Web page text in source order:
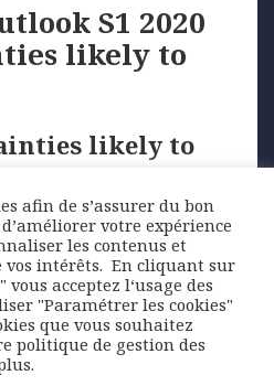
S1 2020
likely to
likely to
the US-China trade
of …
Freres Gestion Categories
Economic
,trade balance,Trump ,UK,
afin de s’assurer du bon
votre expérience
les contenus et
intérêts. ​ En cliquant sur
acceptez l‘usage des
"Paramétrer les cookies"
que vous souhaitez
politique de gestion des